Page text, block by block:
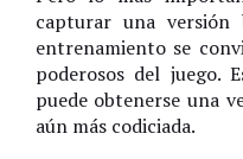
capturar una
entrenamiento se
poderosos del juego.
puede obtenerse una
aún más codiciada.